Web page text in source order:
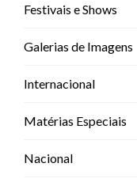
Festivais e Shows
Galerias de Imagens
Internacional
Matérias Especiais
Nacional